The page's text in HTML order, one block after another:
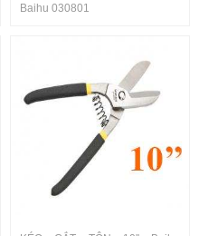
Baihu 030801